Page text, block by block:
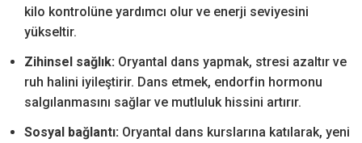
kilo kontrolüne yardımcı olur ve enerji seviyesini
yükseltir.
Zihinsel sağlık: Oryantal dans yapmak, stresi azaltır ve
ruh halini iyileştirir. Dans etmek, endorfin hormonu
salgılanmasını sağlar ve mutluluk hissini artırır.
Sosyal bağlantı: Oryantal dans kurslarına katılarak, yeni